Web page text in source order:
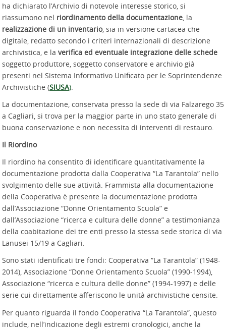
ha dichiarato l’Archivio di notevole interesse storico, si
riassumono nel riordinamento della documentazione , la
realizzazione di un inventario, sia in versione cartacea che
digitale, redatto secondo i criteri internazionali di descrizione
archivistica, e la verifica ed eventuale integrazione delle schede
soggetto produttore, soggetto conservatore e archivio già
presenti nel Sistema Informativo Unificato per le Soprintendenze
Archivistiche (SIUSA)
La documentazione, conservata presso la sede di via Falzarego 35
a Cagliari, si trova per la maggior parte in uno stato generale di
buona conservazione e non necessita di interventi di restauro.
Il Riordino
Il riordino ha consentito di identificare quantitativamente la
documentazione prodotta dalla Cooperativa “La Tarantola” nello
svolgimento delle sue attività. Frammista alla documentazione
della Cooperativa è presente la documentazione prodotta
dall’Associazione “Donne Orientamento Scuola” e
dall’Associazione “ricerca e cultura delle donne” a testimonianza
della coabitazione dei tre enti presso la stessa sede storica di via
Lanusei 15/19 a Cagliari.
Sono stati identificati tre fondi: Cooperativa “La Tarantola” (1948-
2014), Associazione “Donne Orientamento Scuola” (1990-1994),
Associazione “ricerca e cultura delle donne” (1994-1997) e delle
serie cui direttamente afferiscono le unità archivistiche censite.
Per quanto riguarda il fondo Cooperativa “La Tarantola”, questo
include, nell’indicazione degli estremi cronologici, anche la